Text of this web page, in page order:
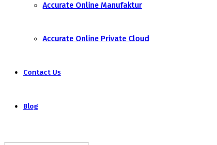
Accurate Online Manufaktur
Accurate Online Private Cloud
Contact Us
Blog